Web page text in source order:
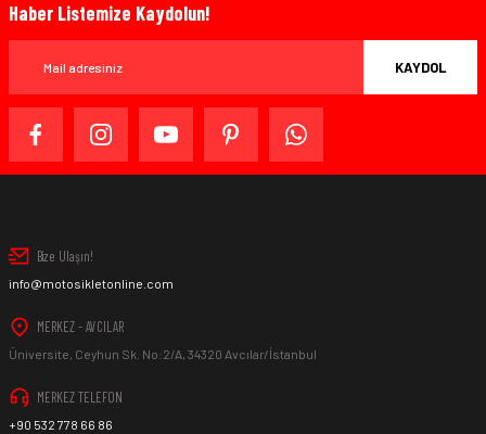
Haber Listemize Kaydolun!
KAYDOL
Bize Ulaşın!
info@motosikletonline.com
MERKEZ - AVCILAR
Üniversite, Ceyhun Sk. No:2/A, 34320 Avcılar/İstanbul
MERKEZ TELEFON
+90 532 778 66 86